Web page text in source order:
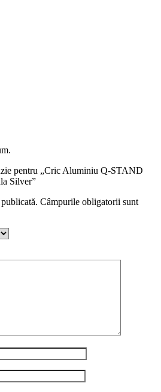
pentru „Cric Aluminiu Q-STAND
Silver”
Câmpurile obligatorii sunt